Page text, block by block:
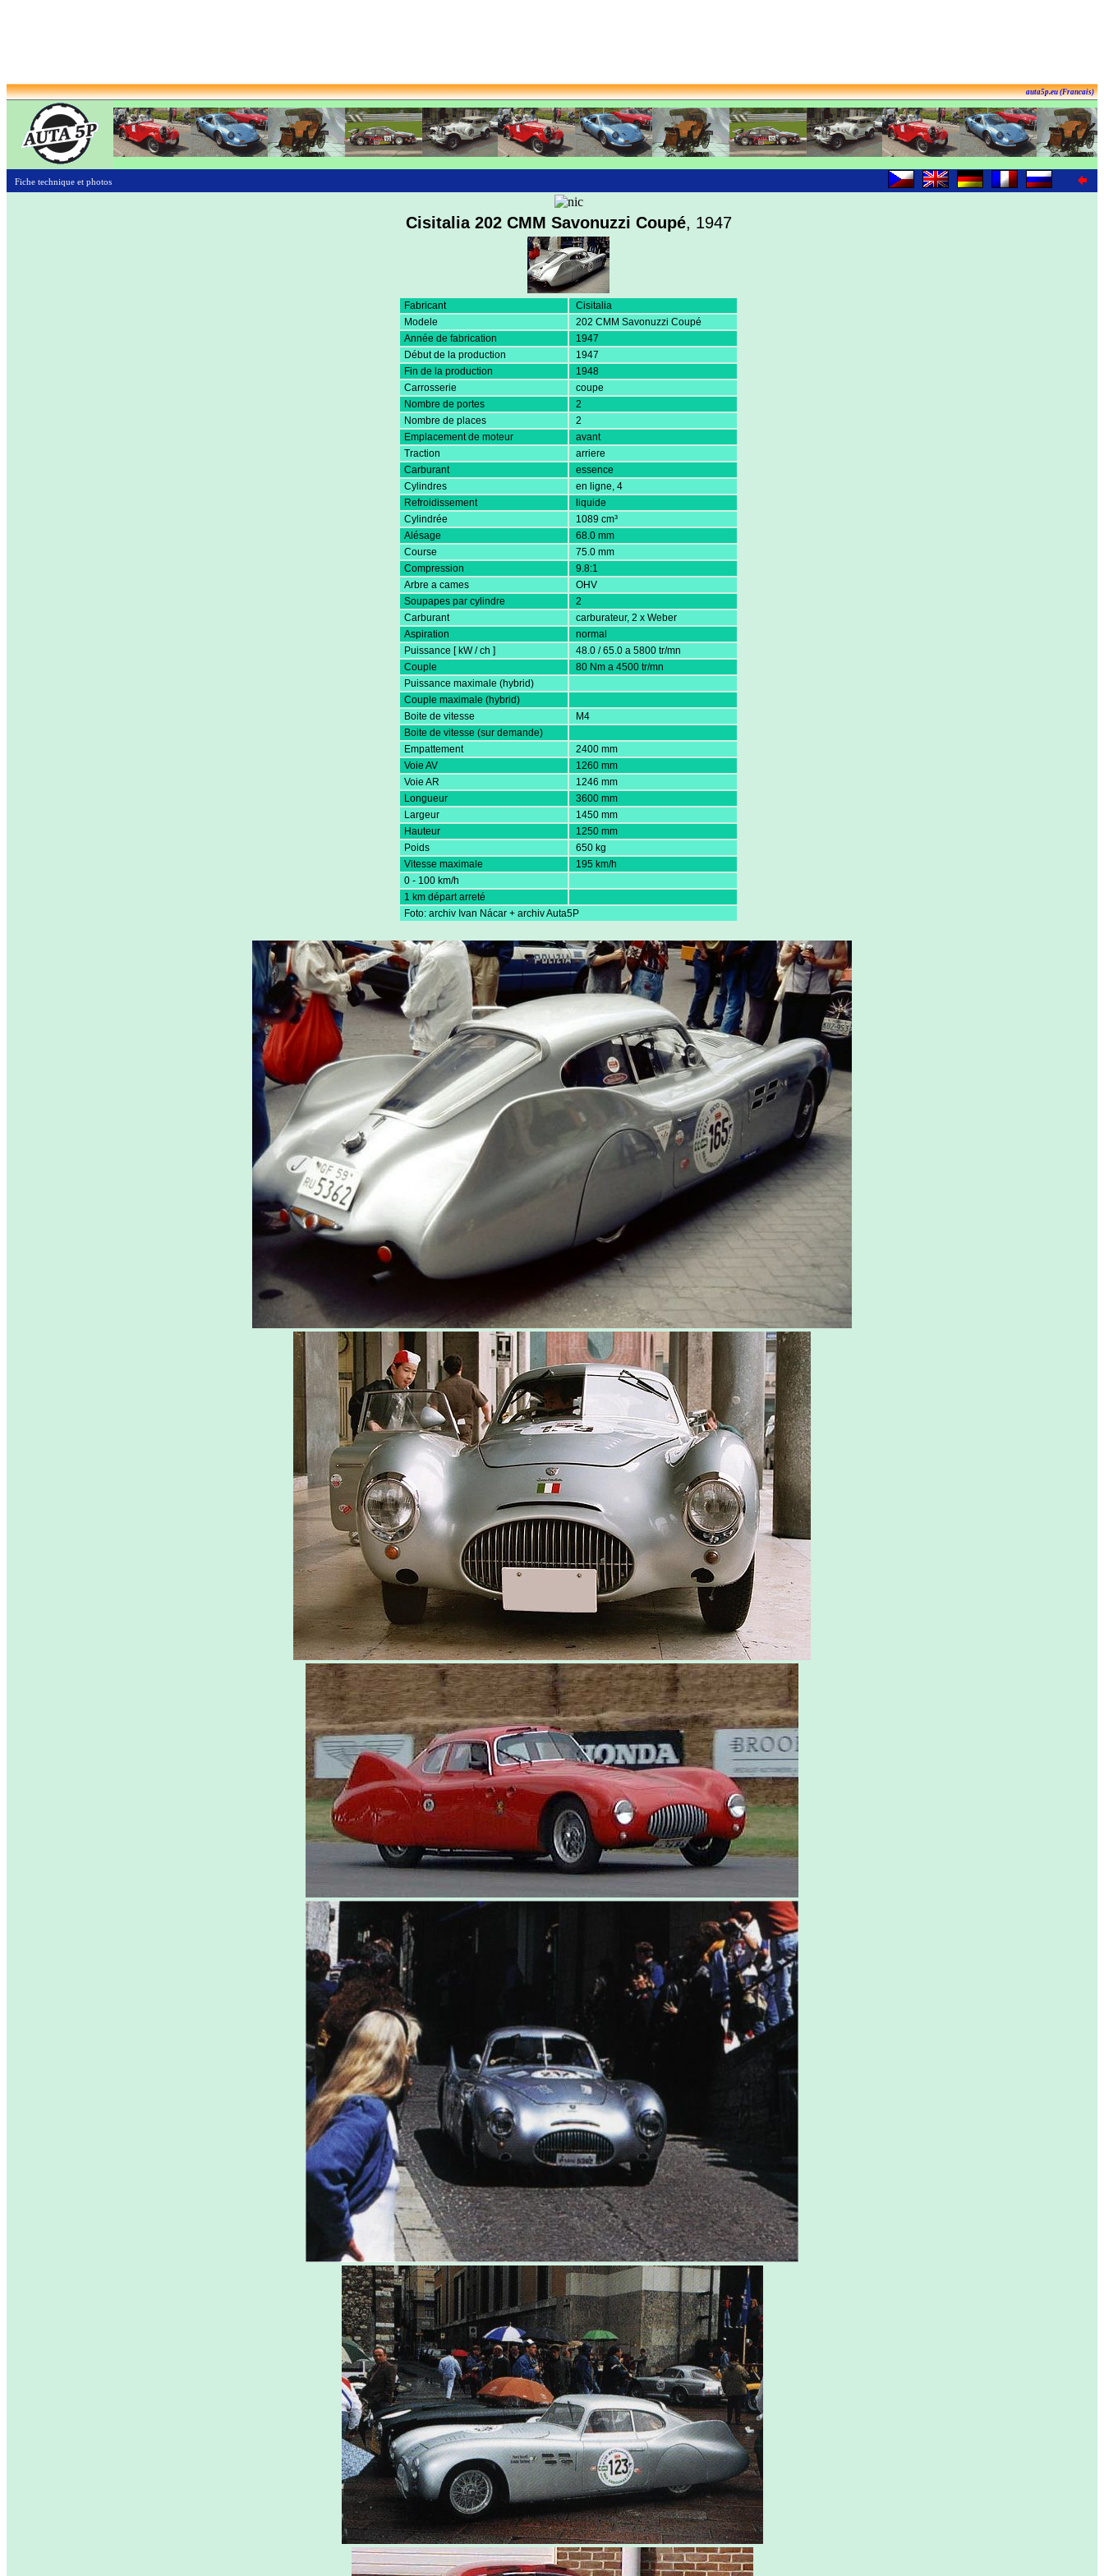
auta5p.eu (Francais)
Fiche technique et photos
Cisitalia 202 CMM Savonuzzi Coupé, 1947
Fabricant
Cisitalia
Modele
202 CMM Savonuzzi Coupé
Année de fabrication
1947
Début de la production
1947
Fin de la production
1948
Carrosserie
coupe
Nombre de portes
2
Nombre de places
2
Emplacement de moteur
avant
Traction
arriere
Carburant
essence
Cylindres
en ligne, 4
Refroidissement
liquide
Cylindrée
1089 cm³
Alésage
68.0 mm
Course
75.0 mm
Compression
9.8:1
Arbre a cames
OHV
Soupapes par cylindre
2
Carburant
carburateur, 2 x Weber
Aspiration
normal
Puissance [ kW / ch ]
48.0 / 65.0 a 5800 tr/mn
Couple
80 Nm a 4500 tr/mn
Puissance maximale (hybrid)
Couple maximale (hybrid)
Boite de vitesse
M4
Boite de vitesse (sur demande)
Empattement
2400 mm
Voie AV
1260 mm
Voie AR
1246 mm
Longueur
3600 mm
Largeur
1450 mm
Hauteur
1250 mm
Poids
650 kg
Vitesse maximale
195 km/h
0 - 100 km/h
1 km départ arreté
Foto: archiv Ivan Nácar + archiv Auta5P